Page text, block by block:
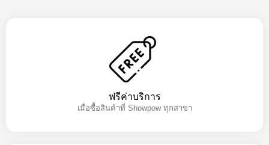
ฟรีค่าบริการ
เมื่อซื้อสินค้าที่ Showpow ทุกสาขา